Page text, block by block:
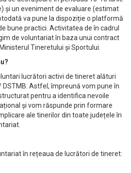
și un eveniment de evaluare (estimat
va pune la dispoziție o platformă
bune practici. Activitatea de în cadrul
de voluntariat în baza unui contract
Tineretului și Sportului.
lucrători activi de tineret alături
Astfel, împreună vom pune în
pentru a identifica nevoile
și vom răspunde prin formare
ale tinerilor din toate județele în
în rețeaua de lucrători de tineret: